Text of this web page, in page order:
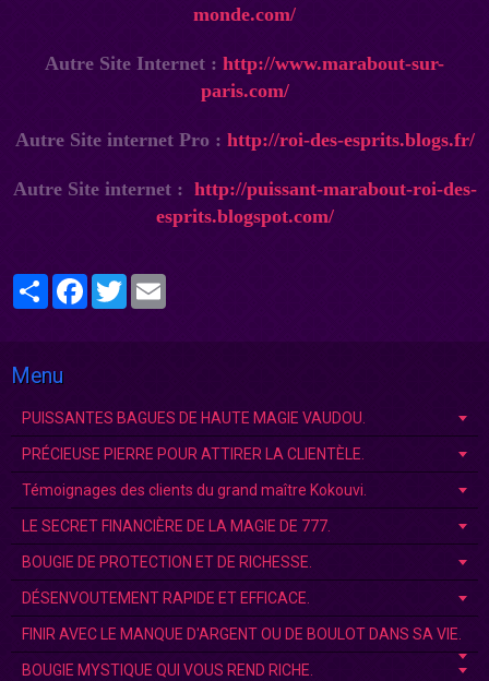
monde.com/
Autre Site Internet : http://www.marabout-sur-
paris.com/
Autre Site internet Pro : http://roi-des-esprits.blogs.fr/
Autre Site internet : http://puissant-marabout-roi-des-
esprits.blogspot.com/
PartagerFacebook
Twitter
Menu
PUISSANTES BAGUES DE HAUTE MAGIE VAUDOU.
PRÉCIEUSE PIERRE POUR ATTIRER LA CLIENTÈLE.
Témoignages des clients du grand maître Kokouvi.
LE SECRET FINANCIÈRE DE LA MAGIE DE 777.
BOUGIE DE PROTECTION ET DE RICHESSE.
DÉSENVOUTEMENT RAPIDE ET EFFICACE.
FINIR AVEC LE MANQUE D'ARGENT OU DE BOULOT DANS SA VIE.
BOUGIE MYSTIQUE QUI VOUS REND RICHE.